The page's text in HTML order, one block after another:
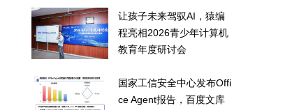
让孩子未来驾驭AI，猿编
程亮相2026青少年计算机
教育年度研讨会
国家工信安全中心发布Offi
ce Agent报告，百度文库